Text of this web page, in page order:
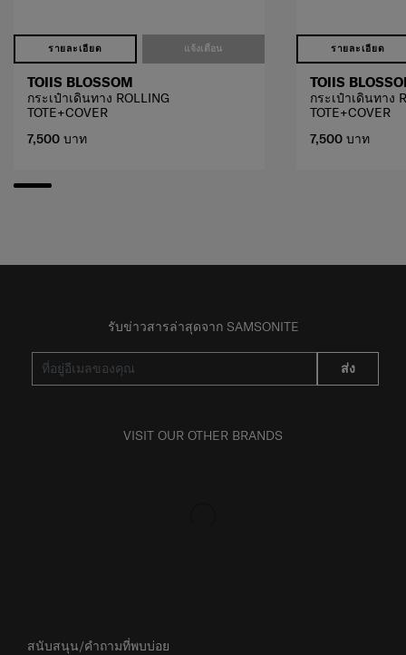
รายละเอียด แจ้งเตือน
TOIIS BLOSSOM
กระเป๋าเดินทาง ROLLING
TOTE+COVER
7,500 บาท
รายละเอียด
TOIIS
กระเป๋าเดินทาง
TOTE+COVER
7,500 บาท
รับข่าวสารล่าสุดจาก SAMSONITE
ส่ง
VISIT OUR OTHER BRANDS
สนับสนุน/คำถามที่พบบ่อย